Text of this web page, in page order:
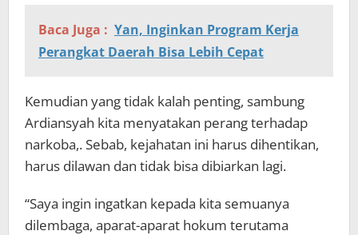
Baca Juga : Yan, Inginkan Program Kerja
Perangkat Daerah Bisa Lebih Cepat
Kemudian yang tidak kalah penting, sambung
Ardiansyah kita menyatakan perang terhadap
narkoba,. Sebab, kejahatan ini harus dihentikan,
harus dilawan dan tidak bisa dibiarkan lagi.
“Saya ingin ingatkan kepada kita semuanya
dilembaga, aparat-aparat hokum terutama